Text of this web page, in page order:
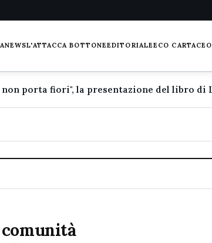
NEWSL'ATTACCA BOTTONEEDITORIALEECO CARTACEO